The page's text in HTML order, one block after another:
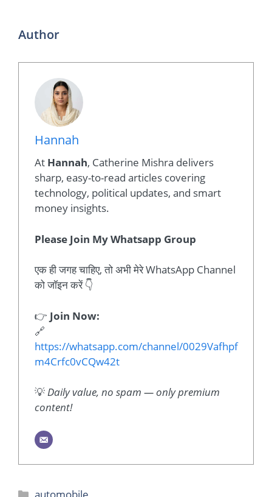
Author
Hannah
At Hannah, Catherine Mishra delivers
sharp, easy-to-read articles covering
technology, political updates, and smart
money insights.
Please Join My Whatsapp Group
एक ही जगह चाहिए, तो अभी मेरे WhatsApp Channel
को जॉइन करें 👇
👉 Join Now:
🔗
https://whatsapp.com/channel/0029Vafhpf
m4Crfc0vCQw42t
💡Daily value, no spam — only premium
content!
Categories